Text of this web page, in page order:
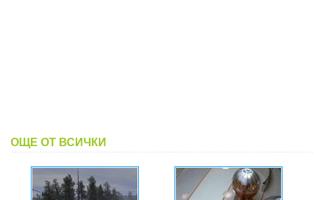
ОЩЕ ОТ ВСИЧКИ